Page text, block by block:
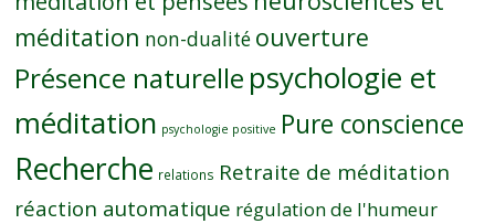
méditation non-dualité ouverture
Présence naturelle psychologie et
méditation psychologie positive Pure conscience
Recherche relations Retraite de méditation
réaction automatique régulation de l'humeur